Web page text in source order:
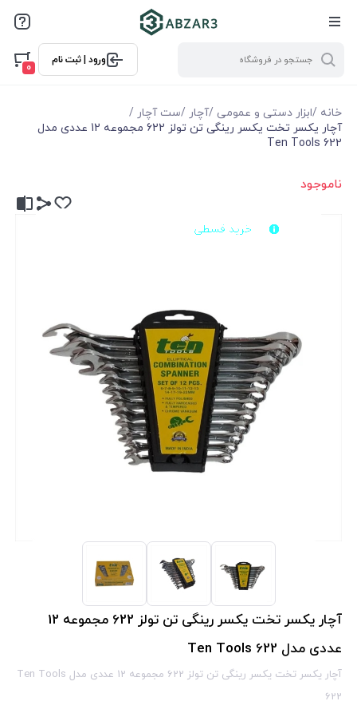
ورود | ثبت نام
0
خانه /ابزار دستی و عمومی /آچار /ست آچار /
آچار یکسر تخت یکسر رینگی تن تولز 622 مجموعه 12 عددی مدل
Ten Tools 622
ناموجود
آچار یکسر تخت یکسر رینگی تن تولز 622 مجموعه 12
عددی مدل Ten Tools 622
آچار یکسر تخت یکسر رینگی تن تولز 622 مجموعه 12 عددی مدل Ten Tools
622
خرید قسطی